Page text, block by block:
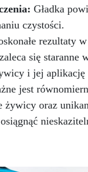
Gładka
czystości.
rezultaty
się staranne
i jej
jest
żywicy oraz